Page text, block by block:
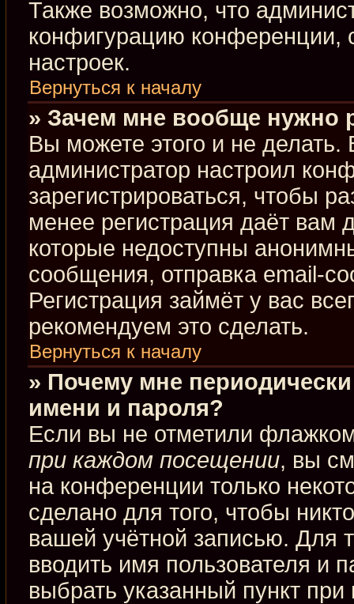
Также возможно, что
конфигурацию конференции,
настроек.
Вернуться к началу
» Зачем мне вообще нужно
Вы можете этого и не делать.
администратор настроил
зарегистрироваться, чтобы
менее регистрация даёт вам
которые недоступны
сообщения, отправка email-
Регистрация займёт у вас
рекомендуем это сделать.
Вернуться к началу
» Почему мне
имени и пароля?
Если вы не отметили
при каждом посещении, вы
на конференции только
сделано для того, чтобы
вашей учётной записью. Для
вводить имя пользователя и
выбрать указанный пункт